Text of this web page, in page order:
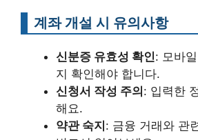
계좌 개설 시 유의사항
신분증 유효성 확인: 모바
지 확인해야 합니다.
신청서 작성 주의: 입력한
해요.
약관 숙지: 금융 거래와 관